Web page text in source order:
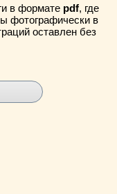
в формате pdf, где
фотографически в
оставлен без